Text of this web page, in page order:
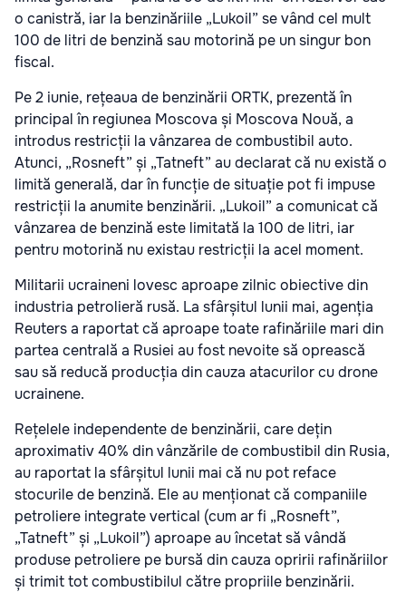
o canistră, iar la benzinăriile „Lukoil” se vând cel mult
100 de litri de benzină sau motorină pe un singur bon
fiscal.
Pe 2 iunie, rețeaua de benzinării ORTK, prezentă în
principal în regiunea Moscova și Moscova Nouă, a
introdus restricții la vânzarea de combustibil auto.
Atunci, „Rosneft” și „Tatneft” au declarat că nu există o
limită generală, dar în funcție de situație pot fi impuse
restricții la anumite benzinării. „Lukoil” a comunicat că
vânzarea de benzină este limitată la 100 de litri, iar
pentru motorină nu existau restricții la acel moment.
Militarii ucraineni lovesc aproape zilnic obiective din
industria petrolieră rusă. La sfârșitul lunii mai, agenția
Reuters a raportat că aproape toate rafinăriile mari din
partea centrală a Rusiei au fost nevoite să oprească
sau să reducă producția din cauza atacurilor cu drone
ucrainene.
Rețelele independente de benzinării, care dețin
aproximativ 40% din vânzările de combustibil din Rusia,
au raportat la sfârșitul lunii mai că nu pot reface
stocurile de benzină. Ele au menționat că companiile
petroliere integrate vertical (cum ar fi „Rosneft”,
„Tatneft” și „Lukoil”) aproape au încetat să vândă
produse petroliere pe bursă din cauza opririi rafinăriilor
și trimit tot combustibilul către propriile benzinării.